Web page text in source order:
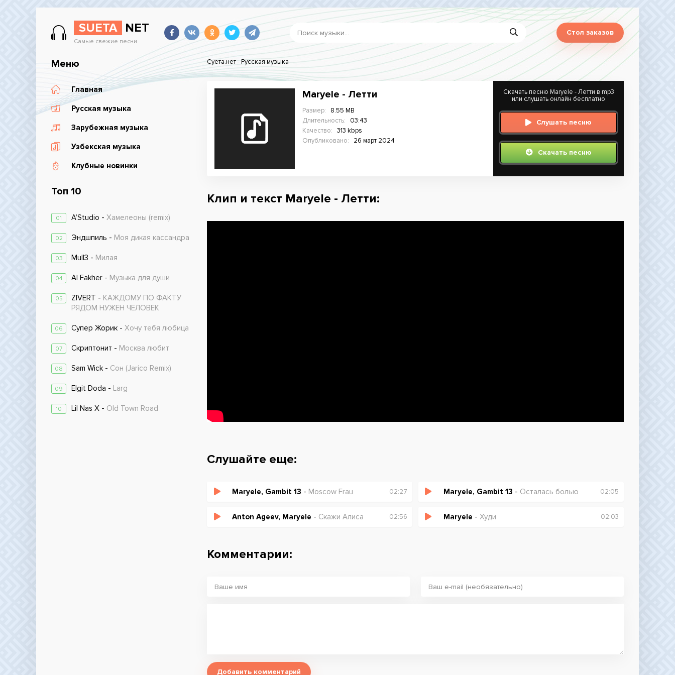
SUETA NET
Самые свежие песни
Стол заказов
Меню
Главная
Русская музыка
Зарубежная музыка
Узбекская музыка
Клубные новинки
Топ 10
01 A’Studio - Хамелеоны (remix)
02 Эндшпиль - Моя дикая кассандра
03 Mull3 - Милая
04 Al Fakher - Музыка для души
05 ZIVERT - КАЖДОМУ ПО ФАКТУ
РЯДОМ НУЖЕН ЧЕЛОВЕК
06 Супер Жорик - Хочу тебя любица
07 Скриптонит - Москва любит
08 Sam Wick - Сон (Jarico Remix)
09 Elgit Doda - Larg
10 Lil Nas X - Old Town Road
Суета.нет-Русская музыка
Maryele - Летти
Размер:
8.55 MB
Длительность:
03:43
Качество:
313 kbps
Опубликовано:
26 март 2024
Скачать песню Maryele - Летти в mp3
или слушать онлайн бесплатно
Слушать песню
Скачать песню
Клип и текст Maryele - Летти:
Слушайте еще:
Maryele, Gambit 13 - Moscow Frau 02:27 Maryele, Gambit 13 - Осталась болью 02:05
Anton Ageev, Maryele - Скажи Алиса 02:56 Maryele - Худи 02:03
Комментарии:
Добавить комментарий